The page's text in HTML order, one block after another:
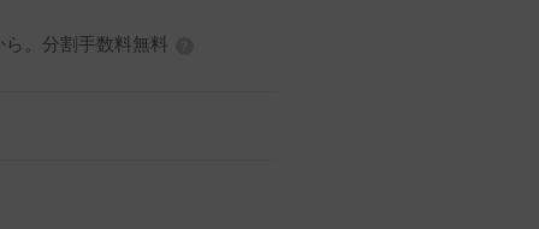
。分割手数料無料